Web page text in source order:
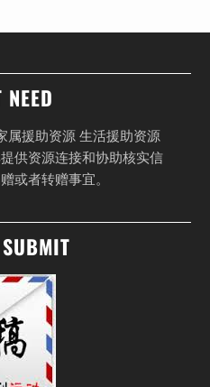
属援助资源 生活援助资源
供资源连接和协助核实信
或者转赠事宜。